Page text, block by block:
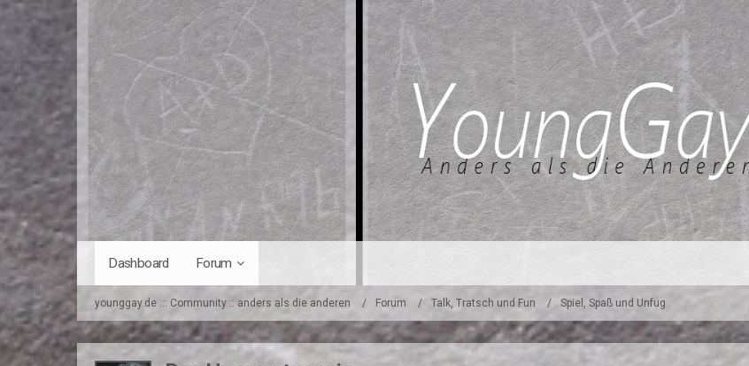
Dashboard Forum
younggay.de ::: Community :: anders als die anderen Forum Talk, Tratsch und Fun Spiel, Spaß und Unfug